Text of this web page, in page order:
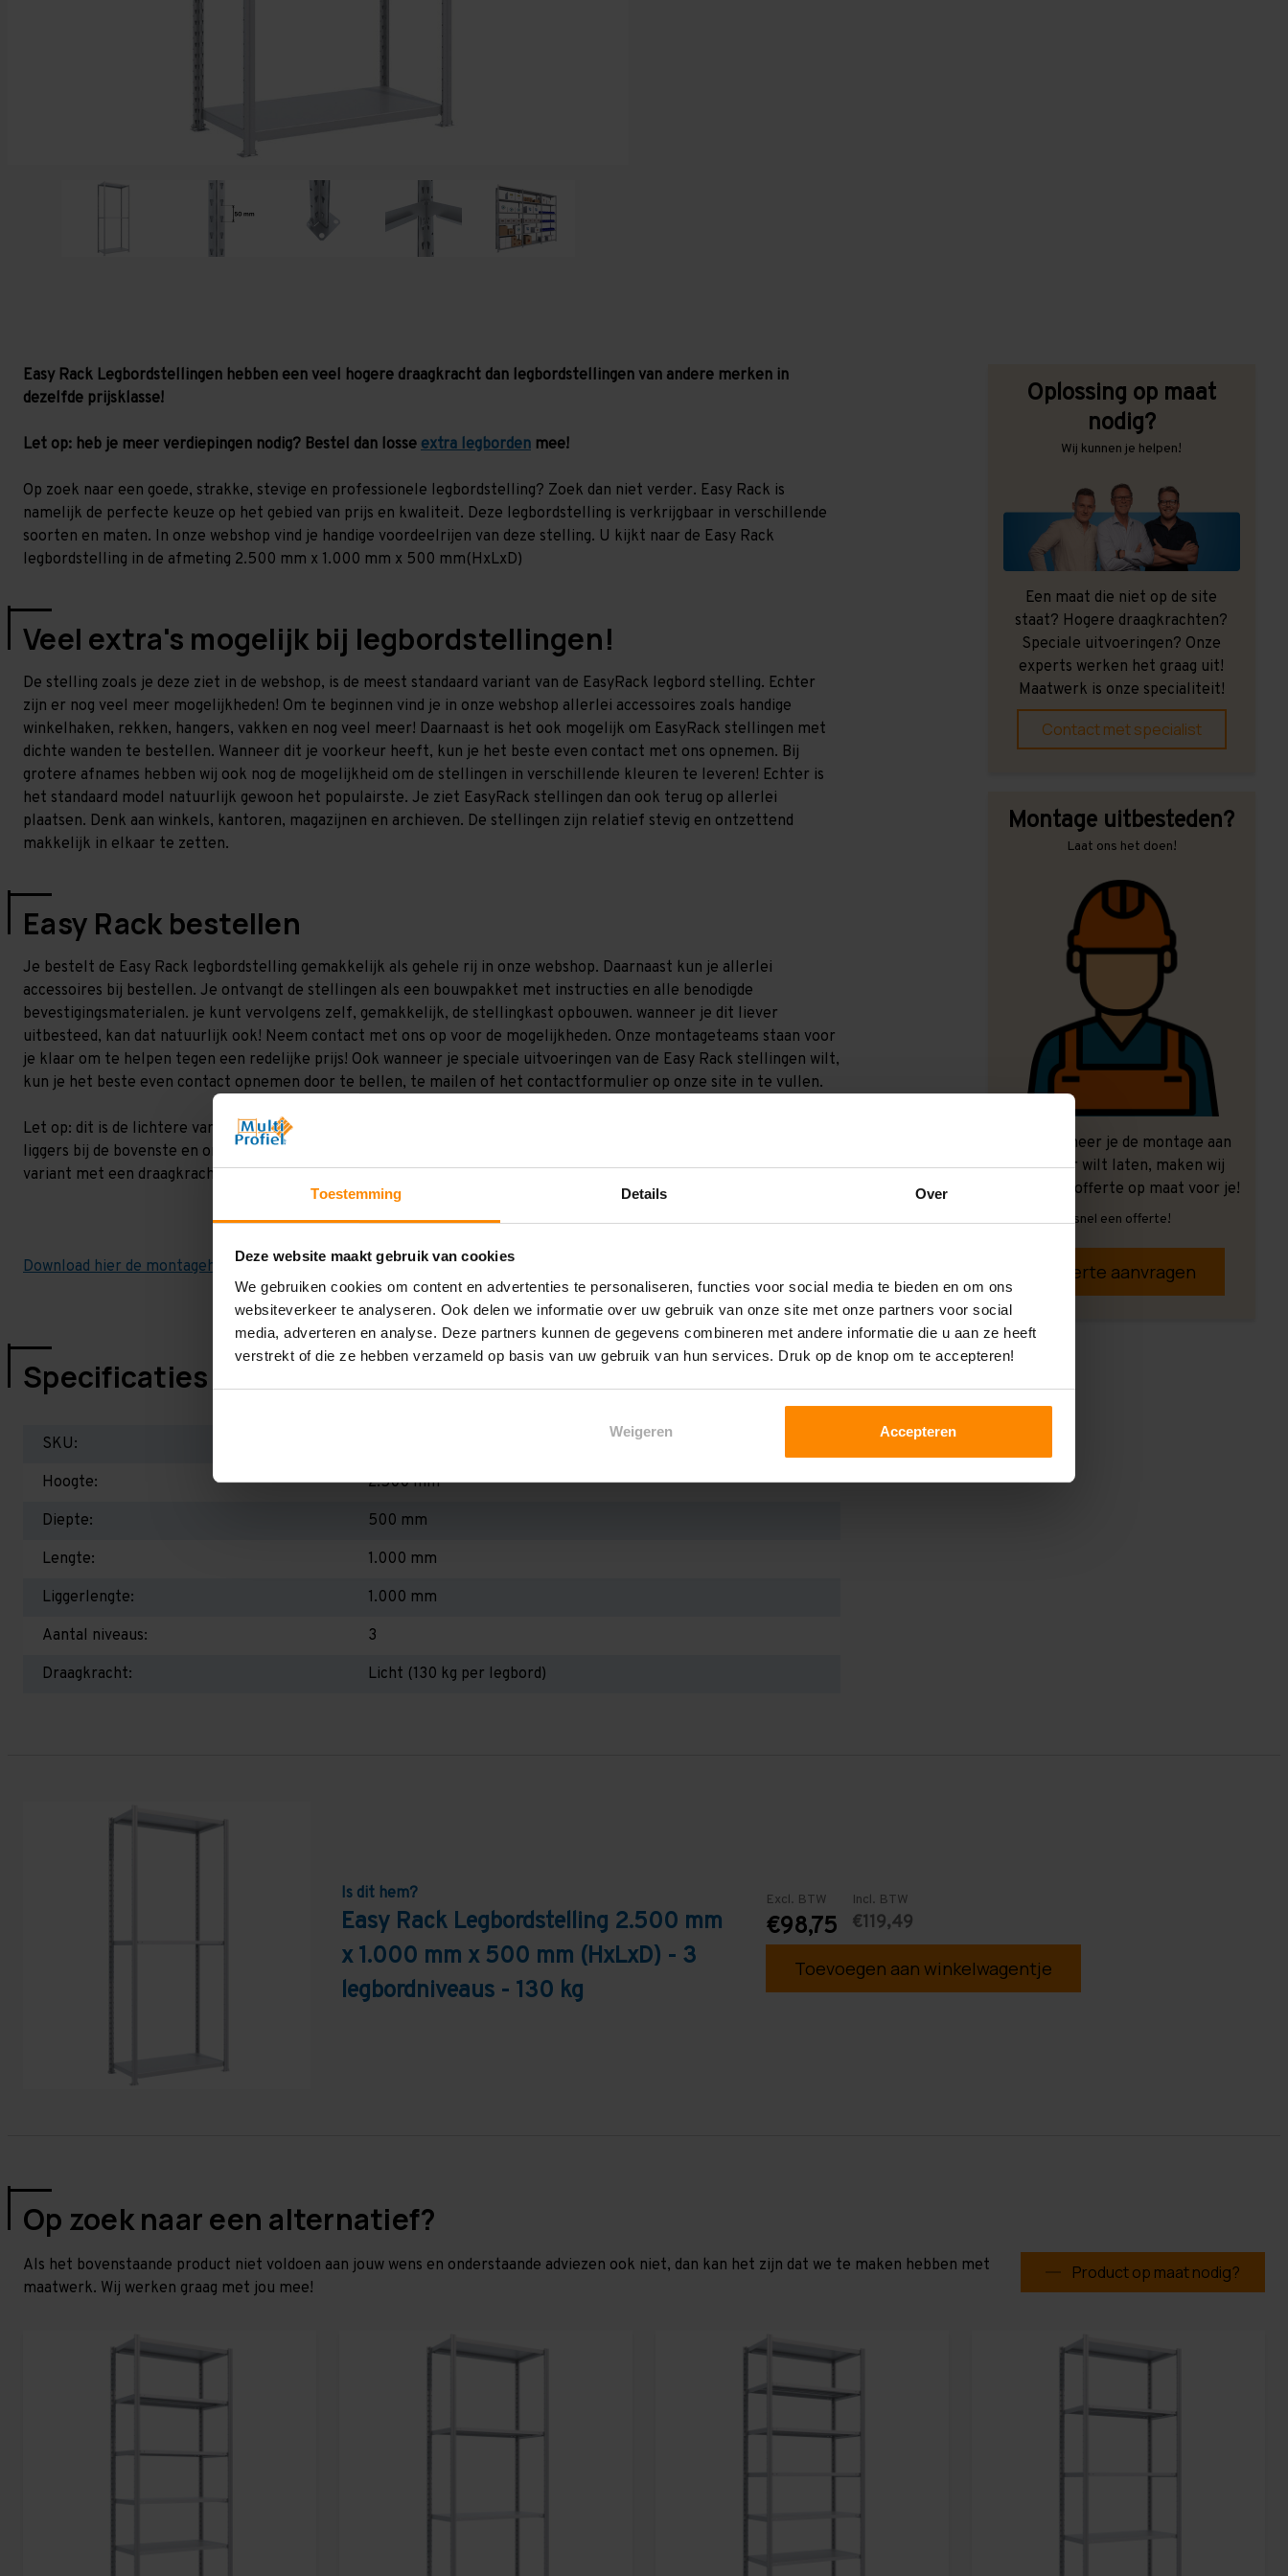
Toestemming Details Over
Deze website maakt gebruik van cookies
We gebruiken cookies om content en advertenties te personaliseren, functies voor social media te bieden en om ons
websiteverkeer te analyseren. Ook delen we informatie over uw gebruik van onze site met onze partners voor social
media, adverteren en analyse. Deze partners kunnen de gegevens combineren met andere informatie die u aan ze heeft
verstrekt of die ze hebben verzameld op basis van uw gebruik van hun services. Druk op de knop om te accepteren!
Weigeren Accepteren
Easy Rack Legbordstellingen hebben een veel hogere draagkracht dan legbordstellingen van andere merken in
dezelfde prijsklasse!
Let op: heb je meer verdiepingen nodig? Bestel dan losse extra legborden mee!
Op zoek naar een goede, strakke, stevige en professionele legbordstelling? Zoek dan niet verder. Easy Rack is
namelijk de perfecte keuze op het gebied van prijs en kwaliteit. Deze legbordstelling is verkrijgbaar in verschillende
soorten en maten. In onze webshop vind je handige voordeelrijen van deze stelling. U kijkt naar de Easy Rack
legbordstelling in de afmeting 2.500 mm x 1.000 mm x 500 mm(HxLxD)
Veel extra's mogelijk bij legbordstellingen!
De stelling zoals je deze ziet in de webshop, is de meest standaard variant van de EasyRack legbord stelling. Echter
zijn er nog veel meer mogelijkheden! Om te beginnen vind je in onze webshop allerlei accessoires zoals handige
winkelhaken, rekken, hangers, vakken en nog veel meer! Daarnaast is het ook mogelijk om EasyRack stellingen met
dichte wanden te bestellen. Wanneer dit je voorkeur heeft, kun je het beste even contact met ons opnemen. Bij
grotere afnames hebben wij ook nog de mogelijkheid om de stellingen in verschillende kleuren te leveren! Echter is
het standaard model natuurlijk gewoon het populairste. Je ziet EasyRack stellingen dan ook terug op allerlei
plaatsen. Denk aan winkels, kantoren, magazijnen en archieven. De stellingen zijn relatief stevig en ontzettend
makkelijk in elkaar te zetten.
Easy Rack bestellen
Je bestelt de Easy Rack legbordstelling gemakkelijk als gehele rij in onze webshop. Daarnaast kun je allerlei
accessoires bij bestellen. Je ontvangt de stellingen als een bouwpakket met instructies en alle benodigde
bevestigingsmaterialen. je kunt vervolgens zelf, gemakkelijk, de stellingkast opbouwen. wanneer je dit liever
uitbesteed, kan dat natuurlijk ook! Neem contact met ons op voor de mogelijkheden. Onze montageteams staan voor
je klaar om te helpen tegen een redelijke prijs! Ook wanneer je speciale uitvoeringen van de Easy Rack stellingen wilt,
kun je het beste even contact opnemen door te bellen, te mailen of het contactformulier op onze site in te vullen.
Let op: dit is de lichtere variant met een draagvermogen tot 130 kilo. Er zitten bij deze varianten alleen versterkende
liggers bij de bovenste en onderste liggerniveau. De overige liggers zijn niet extra versterkt, zoals bij de sterke
variant met een draagkracht van 200 kilo.
Download hier de montagehandleiding!
Specificaties
SKU:
Hoogte:
2.500 mm
Diepte:
500 mm
Lengte:
1.000 mm
Liggerlengte:
1.000 mm
Aantal niveaus:
3
Draagkracht:
Licht (130 kg per legbord)
Oplossing op maat
nodig?
Wij kunnen je helpen!
Een maat die niet op de site
staat? Hogere draagkrachten?
Speciale uitvoeringen? Onze
experts werken het graag uit!
Maatwerk is onze specialiteit!
Contact met specialist
Montage uitbesteden?
Laat ons het doen!
Ook wanneer je de montage aan
ons over wilt laten, maken wij
graag een offerte op maat voor je!
Vrijblijvend, snel een offerte!
Offerte aanvragen
Is dit hem?
Easy Rack Legbordstelling 2.500 mm
x 1.000 mm x 500 mm (HxLxD) - 3
legbordniveaus - 130 kg
Excl. BTW
€98,75
Incl. BTW
€119,49
Toevoegen aan winkelwagentje
Op zoek naar een alternatief?
Als het bovenstaande product niet voldoen aan jouw wens en onderstaande adviezen ook niet, dan kan het zijn dat we te maken hebben met
maatwerk. Wij werken graag met jou mee!
Product op maat nodig?